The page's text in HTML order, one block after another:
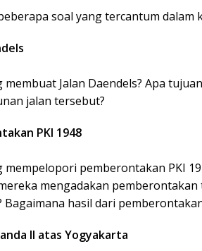
soal yang tercantum dalam
membuat Jalan Daendels? Apa
jalan tersebut?
PKI 1948
mempelopori pemberontakan PKI
mengadakan
Bagaimana hasil dari
II atas Yogyakarta